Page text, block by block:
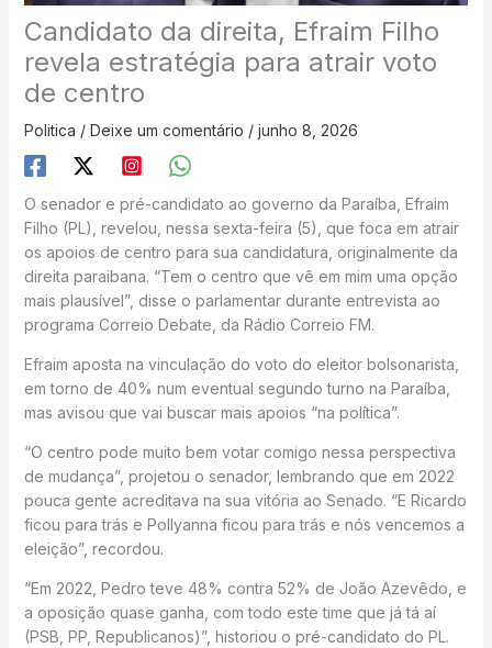
Candidato da direita, Efraim Filho
revela estratégia para atrair voto
de centro
Politica / Deixe um comentário / junho 8, 2026
O senador e pré-candidato ao governo da Paraíba, Efraim
Filho (PL), revelou, nessa sexta-feira (5), que foca em atrair
os apoios de centro para sua candidatura, originalmente da
direita paraibana. “Tem o centro que vê em mim uma opção
mais plausível”, disse o parlamentar durante entrevista ao
programa Correio Debate, da Rádio Correio FM.
Efraim aposta na vinculação do voto do eleitor bolsonarista,
em torno de 40% num eventual segundo turno na Paraíba,
mas avisou que vai buscar mais apoios “na política”.
“O centro pode muito bem votar comigo nessa perspectiva
de mudança”, projetou o senador, lembrando que em 2022
pouca gente acreditava na sua vitória ao Senado. “E Ricardo
ficou para trás e Pollyanna ficou para trás e nós vencemos a
eleição”, recordou.
“Em 2022, Pedro teve 48% contra 52% de João Azevêdo, e
a oposição quase ganha, com todo este time que já tá aí
(PSB, PP, Republicanos)”, historiou o pré-candidato do PL.